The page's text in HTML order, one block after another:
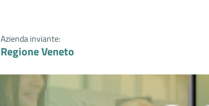
Azienda inviante:
Regione Veneto